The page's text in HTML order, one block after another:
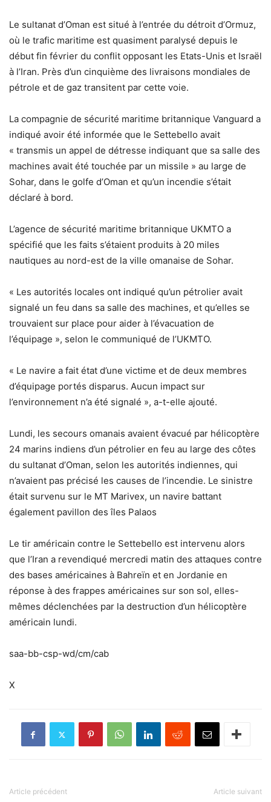
Le sultanat d’Oman est situé à l’entrée du détroit d’Ormuz,
où le trafic maritime est quasiment paralysé depuis le
début fin février du conflit opposant les Etats-Unis et Israël
à l’Iran. Près d’un cinquième des livraisons mondiales de
pétrole et de gaz transitent par cette voie.
La compagnie de sécurité maritime britannique Vanguard a
indiqué avoir été informée que le Settebello avait
« transmis un appel de détresse indiquant que sa salle des
machines avait été touchée par un missile » au large de
Sohar, dans le golfe d’Oman et qu’un incendie s’était
déclaré à bord.
L’agence de sécurité maritime britannique UKMTO a
spécifié que les faits s’étaient produits à 20 miles
nautiques au nord-est de la ville omanaise de Sohar.
« Les autorités locales ont indiqué qu’un pétrolier avait
signalé un feu dans sa salle des machines, et qu’elles se
trouvaient sur place pour aider à l’évacuation de
l’équipage », selon le communiqué de l’UKMTO.
« Le navire a fait état d’une victime et de deux membres
d’équipage portés disparus. Aucun impact sur
l’environnement n’a été signalé », a-t-elle ajouté.
Lundi, les secours omanais avaient évacué par hélicoptère
24 marins indiens d’un pétrolier en feu au large des côtes
du sultanat d’Oman, selon les autorités indiennes, qui
n’avaient pas précisé les causes de l’incendie. Le sinistre
était survenu sur le MT Marivex, un navire battant
également pavillon des îles Palaos
Le tir américain contre le Settebello est intervenu alors
que l’Iran a revendiqué mercredi matin des attaques contre
des bases américaines à Bahreïn et en Jordanie en
réponse à des frappes américaines sur son sol, elles-
mêmes déclenchées par la destruction d’un hélicoptère
américain lundi.
saa-bb-csp-wd/cm/cab
X
Article précédent Article suivant